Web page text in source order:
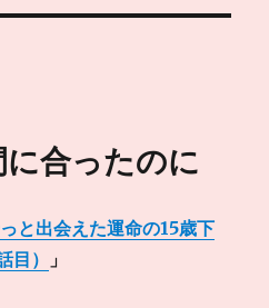
合ったのに
と出会えた運命の15歳下
目）
」